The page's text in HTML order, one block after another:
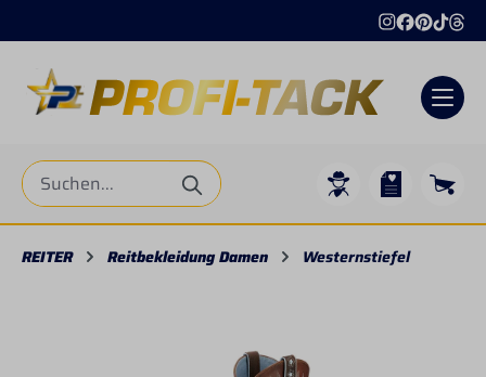
REITER Reitbekleidung Damen Westernstiefel